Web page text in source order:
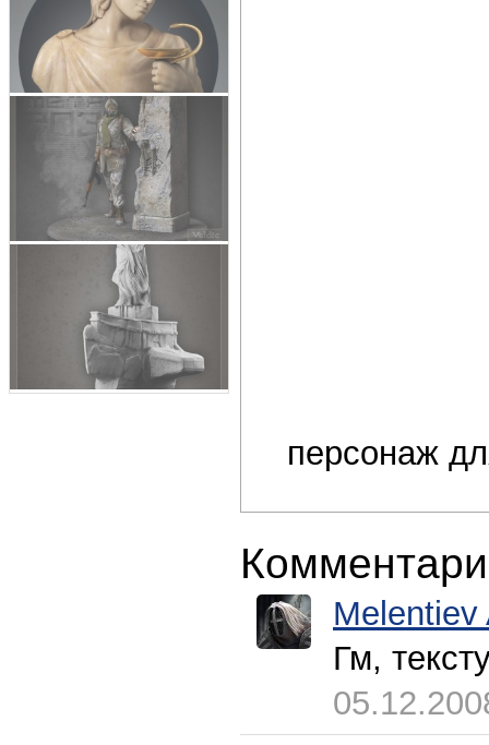
персонаж
Melentiev
Гм,